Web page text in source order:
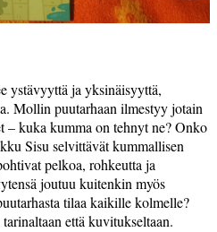
ystävyyttä ja yksinäisyyttä,
Mollin puutarhaan ilmestyy jotain
– kuka kumma on tehnyt ne? Onko
Sisu selvittävät kummallisen
pelkoa, rohkeutta ja
joutuu kuitenkin myös
tilaa kaikille kolmelle?
että kuvitukseltaan.